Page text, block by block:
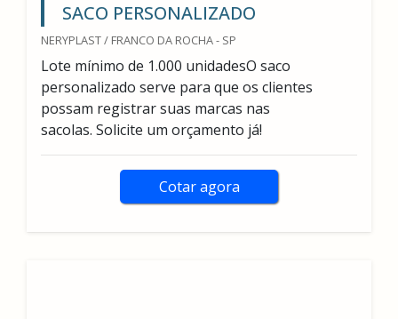
SACO PERSONALIZADO
NERYPLAST / FRANCO DA ROCHA - SP
Lote mínimo de 1.000 unidadesO saco
personalizado serve para que os clientes
possam registrar suas marcas nas
sacolas. Solicite um orçamento já!
Cotar agora